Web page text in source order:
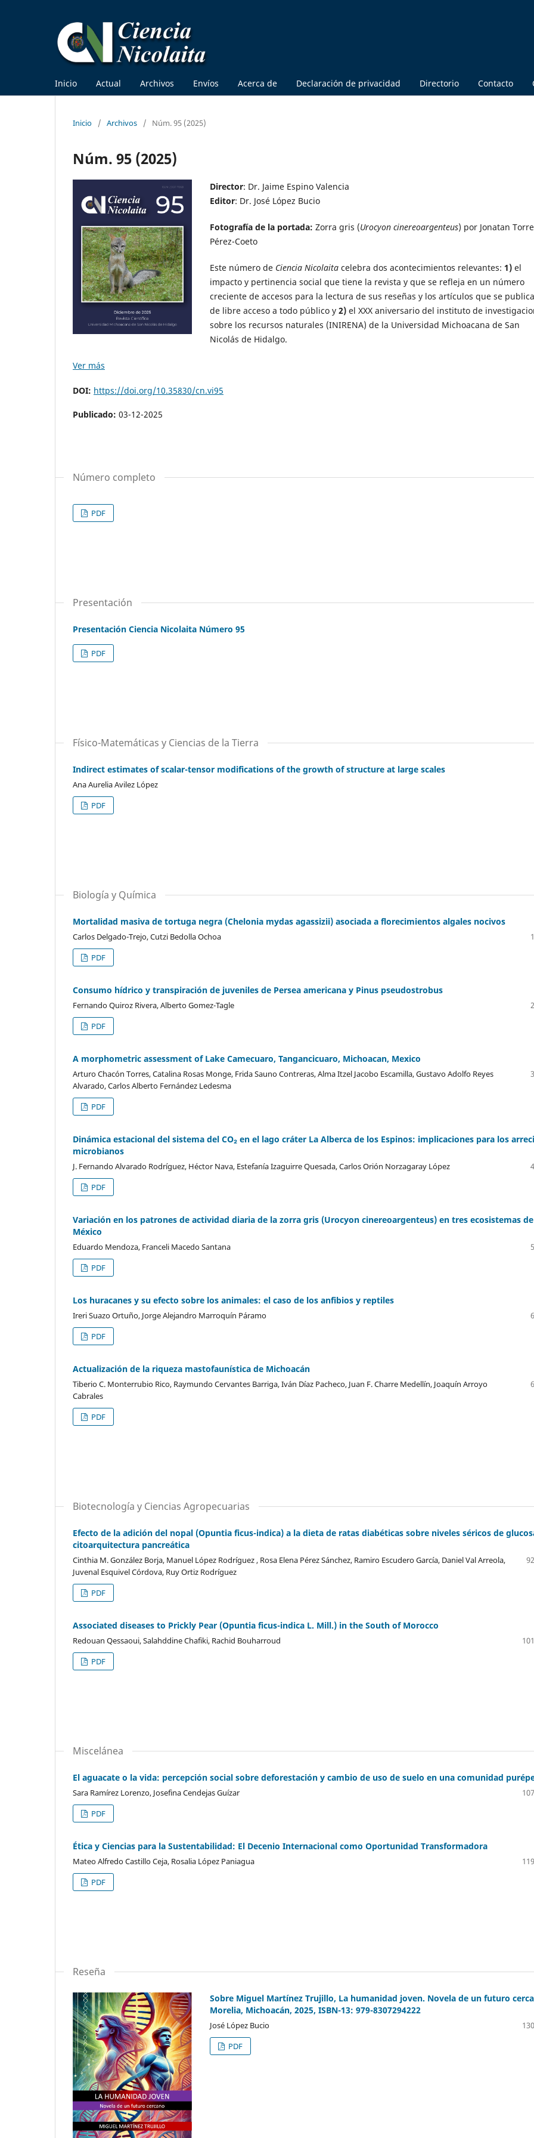
Inicio Actual Archivos Envíos Acerca de Declaración de privacidad Directorio Contacto
Inicio / Archivos / Núm. 95 (2025)
Núm. 95 (2025)
Director: Dr. Jaime Espino Valencia
Editor: Dr. José López Bucio
Fotografía de la portada: Zorra gris (Urocyon cinereoargenteus) por Jonatan
Pérez-Coeto
Este número de Ciencia Nicolaita celebra dos acontecimientos relevantes: 1) el
impacto y pertinencia social que tiene la revista y que se refleja en un número
creciente de accesos para la lectura de sus reseñas y los artículos que se
de libre acceso a todo público y 2) el XXX aniversario del instituto de
sobre los recursos naturales (INIRENA) de la Universidad Michoacana de San
Nicolás de Hidalgo.
Ver más
DOI: https://doi.org/10.35830/cn.vi95
Publicado: 03-12-2025
Número completo
PDF
Presentación
Presentación Ciencia Nicolaita Número 95
PDF
Físico-Matemáticas y Ciencias de la Tierra
Indirect estimates of scalar-tensor modifications of the growth of structure at large scales
Ana Aurelia Avilez López
PDF
Biología y Química
Mortalidad masiva de tortuga negra (Chelonia mydas agassizii) asociada a florecimientos algales nocivos
Carlos Delgado-Trejo, Cutzi Bedolla Ochoa
PDF
Consumo hídrico y transpiración de juveniles de Persea americana y Pinus pseudostrobus
Fernando Quiroz Rivera, Alberto Gomez-Tagle
PDF
A morphometric assessment of Lake Camecuaro, Tangancicuaro, Michoacan, Mexico
Arturo Chacón Torres, Catalina Rosas Monge, Frida Sauno Contreras, Alma Itzel Jacobo Escamilla, Gustavo Adolfo Reyes
Alvarado, Carlos Alberto Fernández Ledesma
PDF
Dinámica estacional del sistema del CO₂ en el lago cráter La Alberca de los Espinos: implicaciones para los
microbianos
J. Fernando Alvarado Rodríguez, Héctor Nava, Estefanía Izaguirre Quesada, Carlos Orión Norzagaray López
PDF
Variación en los patrones de actividad diaria de la zorra gris (Urocyon cinereoargenteus) en tres ecosistemas de
México
Eduardo Mendoza, Franceli Macedo Santana
PDF
Los huracanes y su efecto sobre los animales: el caso de los anfibios y reptiles
Ireri Suazo Ortuño, Jorge Alejandro Marroquín Páramo
PDF
Actualización de la riqueza mastofaunística de Michoacán
Tiberio C. Monterrubio Rico, Raymundo Cervantes Barriga, Iván Díaz Pacheco, Juan F. Charre Medellín, Joaquín Arroyo
Cabrales
PDF
Biotecnología y Ciencias Agropecuarias
Efecto de la adición del nopal (Opuntia ficus-indica) a la dieta de ratas diabéticas sobre niveles séricos de
citoarquitectura pancreática
Cinthia M. González Borja, Manuel López Rodríguez , Rosa Elena Pérez Sánchez, Ramiro Escudero García, Daniel Val Arreola,
Juvenal Esquivel Córdova, Ruy Ortiz Rodríguez
PDF
Associated diseases to Prickly Pear (Opuntia ficus-indica L. Mill.) in the South of Morocco
Redouan Qessaoui, Salahddine Chafiki, Rachid Bouharroud
PDF
Miscelánea
El aguacate o la vida: percepción social sobre deforestación y cambio de uso de suelo en una comunidad
Sara Ramírez Lorenzo, Josefina Cendejas Guízar
PDF
Ética y Ciencias para la Sustentabilidad: El Decenio Internacional como Oportunidad Transformadora
Mateo Alfredo Castillo Ceja, Rosalia López Paniagua
PDF
Reseña
Sobre Miguel Martínez Trujillo, La humanidad joven. Novela de un futuro
Morelia, Michoacán, 2025, ISBN-13: 979-8307294222
José López Bucio
PDF